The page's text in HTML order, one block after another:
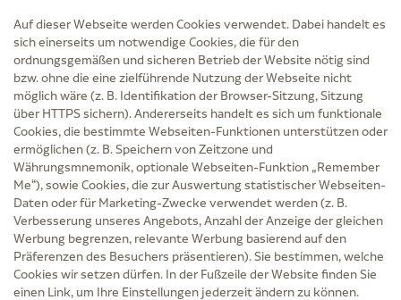
Service
Versand und Lieferzeit
Kontakt
FAQ
AGB
Cookie-Einstellungen
Datenschutz
Erklärung zur Barrierefreiheit
Widerruf
Impressum
Zu Risiken und Nebenwirkungen lesen Sie die Packungsbeilage und fragen Sie
Auf dieser Webseite werden Cookies verwendet. Dabei handelt es
sich einerseits um notwendige Cookies, die für den
ordnungsgemäßen und sicheren Betrieb der Website nötig sind
bzw. ohne die eine zielführende Nutzung der Webseite nicht
möglich wäre (z. B. Identifikation der Browser-Sitzung, Sitzung
über HTTPS sichern). Andererseits handelt es sich um funktionale
Cookies, die bestimmte Webseiten-Funktionen unterstützen oder
ermöglichen (z. B. Speichern von Zeitzone und
Währungsmnemonik, optionale Webseiten-Funktion „Remember
Me“), sowie Cookies, die zur Auswertung statistischer Webseiten-
Daten oder für Marketing-Zwecke verwendet werden (z. B.
Verbesserung unseres Angebots, Anzahl der Anzeige der gleichen
Werbung begrenzen, relevante Werbung basierend auf den
Präferenzen des Besuchers präsentieren). Sie bestimmen, welche
Cookies wir setzen dürfen. In der Fußzeile der Website finden Sie
einen Link, um Ihre Einstellungen jederzeit ändern zu können.